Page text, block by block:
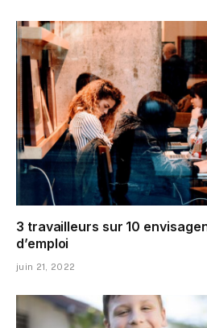
3 travailleurs sur 10
d’emploi
juin 21, 2022